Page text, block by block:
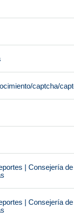
captcha/
| Consejería
| Consejería